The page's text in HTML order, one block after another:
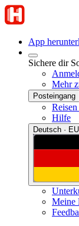
App
Sichere dir
Mehr
Posteingang
Hilfe
Deutsch ·
Meine